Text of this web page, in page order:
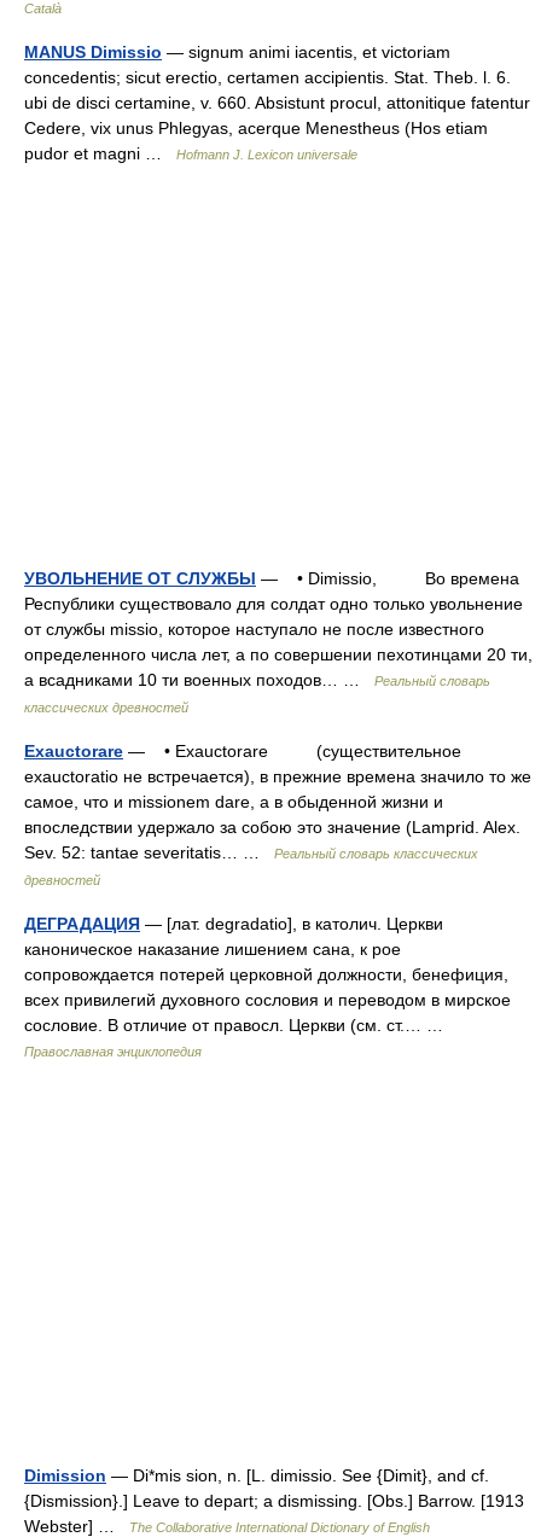
Català
MANUS Dimissio — signum animi iacentis, et victoriam
concedentis; sicut erectio, certamen accipientis. Stat. Theb. l. 6.
ubi de disci certamine, v. 660. Absistunt procul, attonitique fatentur
Cedere, vix unus Phlegyas, acerque Menestheus (Hos etiam
pudor et magni …
Hofmann J. Lexicon universale
УВОЛЬНЕНИЕ ОТ СЛУЖБЫ — • Dimissio, Во времена
Республики существовало для солдат одно только увольнение
от службы missio, которое наступало не после известного
определенного числа лет, а по совершении пехотинцами 20 ти,
а всадниками 10 ти военных походов… …
Реальный словарь
классических древностей
Exauctorare — • Exauctorare (существительное
exauctoratio не встречается), в прежние времена значило то же
самое, что и missionem dare, a в обыденной жизни и
впоследствии удержало за собою это значение (Lamprid. Alex.
Sev. 52: tantae severitatis… …
Реальный словарь классических
древностей
ДЕГРАДАЦИЯ — [лат. degradatio], в католич. Церкви
каноническое наказание лишением сана, к рое
сопровождается потерей церковной должности, бенефиция,
всех привилегий духовного сословия и переводом в мирское
сословие. В отличие от правосл. Церкви (см. ст.… …
Православная энциклопедия
Dimission — Di*mis sion, n. [L. dimissio. See {Dimit}, and cf.
{Dismission}.] Leave to depart; a dismissing. [Obs.] Barrow. [1913
Webster] …
The Collaborative International Dictionary of English